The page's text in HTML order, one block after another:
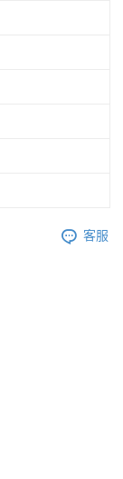
客服